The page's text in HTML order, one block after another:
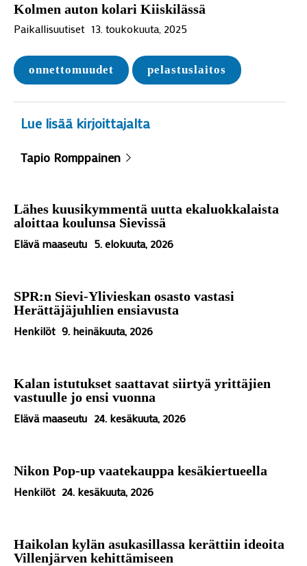
Kolmen auton kolari Kiiskilässä
Paikallisuutiset 13. toukokuuta, 2025
onnettomuudet pelastuslaitos
Lue lisää kirjoittajalta
Tapio Romppainen
Lähes kuusikymmentä uutta ekaluokkalaista
aloittaa koulunsa Sievissä
Elävä maaseutu 5. elokuuta, 2026
SPR:n Sievi-Ylivieskan osasto vastasi
Herättäjäjuhlien ensiavusta
Henkilöt 9. heinäkuuta, 2026
Kalan istutukset saattavat siirtyä yrittäjien
vastuulle jo ensi vuonna
Elävä maaseutu 24. kesäkuuta, 2026
Nikon Pop-up vaatekauppa kesäkiertueella
Henkilöt 24. kesäkuuta, 2026
Haikolan kylän asukasillassa kerättiin ideoita
Villenjärven kehittämiseen